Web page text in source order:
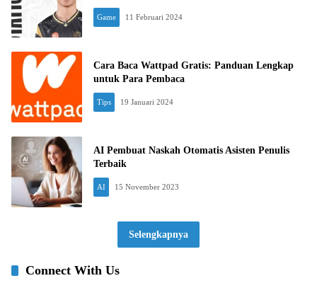
Game 11 Februari 2024
Cara Baca Wattpad Gratis: Panduan Lengkap
untuk Para Pembaca
Tips 19 Januari 2024
AI Pembuat Naskah Otomatis Asisten Penulis
Terbaik
AI 15 November 2023
Selengkapnya
Connect With Us